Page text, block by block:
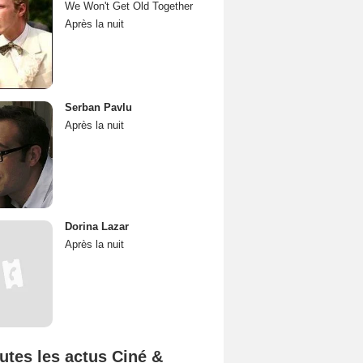
We Won't Get Old Together
Après la nuit
Serban Pavlu
Après la nuit
Dorina Lazar
Après la nuit
les actus Ciné &